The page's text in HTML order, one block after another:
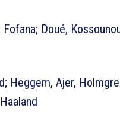
Doué,
Heggem, Ajer,